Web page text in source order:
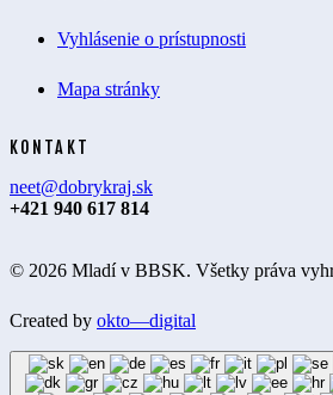
Vyhlásenie o prístupnosti
Mapa stránky
KONTAKT
neet@dobrykraj.sk
+421 940 617 814
© 2026 Mladí v BBSK. Všetky práva
Created by okto—digital